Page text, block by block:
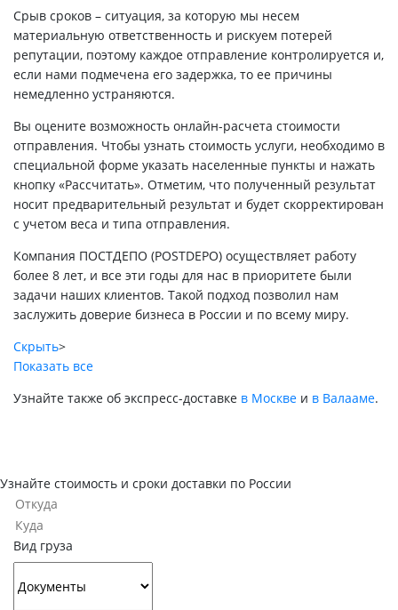
Срыв сроков – ситуация, за которую мы несем
материальную ответственность и рискуем потерей
репутации, поэтому каждое отправление контролируется и,
если нами подмечена его задержка, то ее причины
немедленно устраняются.
Вы оцените возможность онлайн-расчета стоимости
отправления. Чтобы узнать стоимость услуги, необходимо в
специальной форме указать населенные пункты и нажать
кнопку «Рассчитать». Отметим, что полученный результат
носит предварительный результат и будет скорректирован
с учетом веса и типа отправления.
Компания ПОСТДЕПО (POSTDEPO) осуществляет работу
более 8 лет, и все эти годы для нас в приоритете были
задачи наших клиентов. Такой подход позволил нам
заслужить доверие бизнеса в России и по всему миру.
Скрыть>
Показать все
Узнайте также об экспресс-доставке в Москве и в Валааме.
Узнайте стоимость и сроки доставки по России
Вид груза